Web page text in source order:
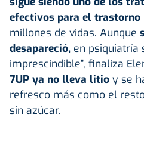
efectivos para el trastorno
millones de vidas. Aunque
desapareció, en psiquiatría
imprescindible”, finaliza
7UP ya no lleva litio y se
refresco más como el
sin azúcar.